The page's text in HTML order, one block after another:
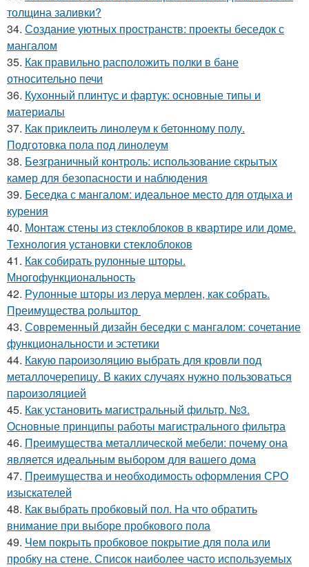
толщина заливки?
34. Создание уютных пространств: проекты беседок с
мангалом
35. Как правильно расположить полки в бане
относительно печи
36. Кухонный плинтус и фартук: основные типы и
материалы
37. Как приклеить линолеум к бетонному полу.
Подготовка пола под линолеум
38. Безграничный контроль: использование скрытых
камер для безопасности и наблюдения
39. Беседка с мангалом: идеальное место для отдыха и
курения
40. Монтаж стены из стеклоблоков в квартире или доме.
Технология установки стеклоблоков
41. Как собирать рулонные шторы.
Многофункциональность
42. Рулонные шторы из леруа мерлен, как собрать.
Преимущества рольштор
43. Современный дизайн беседки с мангалом: сочетание
функциональности и эстетики
44. Какую пароизоляцию выбрать для кровли под
металлочерепицу. В каких случаях нужно пользоваться
пароизоляцией
45. Как установить магистральный фильтр. №3.
Основные принципы работы магистрального фильтра
46. Преимущества металлической мебели: почему она
является идеальным выбором для вашего дома
47. Преимущества и необходимость оформления СРО
изыскателей
48. Как выбрать пробковый пол. На что обратить
внимание при выборе пробкового пола
49. Чем покрыть пробковое покрытие для пола или
пробку на стене. Список наиболее часто используемых